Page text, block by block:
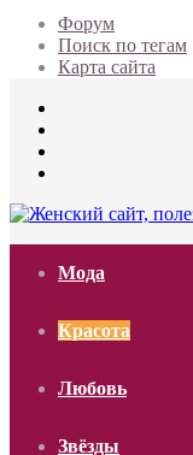
Форум
Поиск по тегам
Карта сайта
Мода
Красота
Любовь
Звёзды